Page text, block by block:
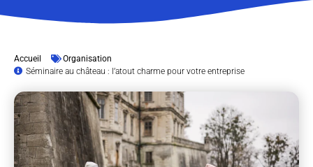
Accueil
Organisation
Séminaire au château : l’atout charme pour votre entreprise